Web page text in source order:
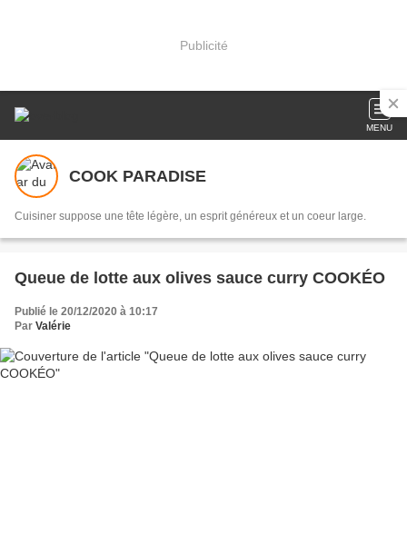
Publicité
MENU
COOK PARADISE
Cuisiner suppose une tête légère, un esprit généreux et un coeur large.
Queue de lotte aux olives sauce curry COOKÉO
Publié le 20/12/2020 à 10:17
Par Valérie